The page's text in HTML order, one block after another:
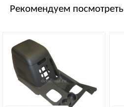
Рекомендуем посмотреть